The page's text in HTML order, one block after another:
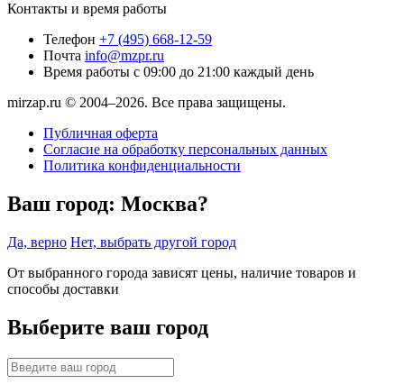
Контакты и время работы
Телефон +7 (495) 668-12-59
Почта info@mzpr.ru
Время работы с 09:00 до 21:00 каждый день
mirzap.ru © 2004–2026. Все права защищены.
Публичная оферта
Согласие на обработку персональных данных
Политика конфиденциальности
Ваш город: Москва?
Да, верно Нет, выбрать другой город
От выбранного города зависят цены, наличие товаров и
способы доставки
Выберите ваш город